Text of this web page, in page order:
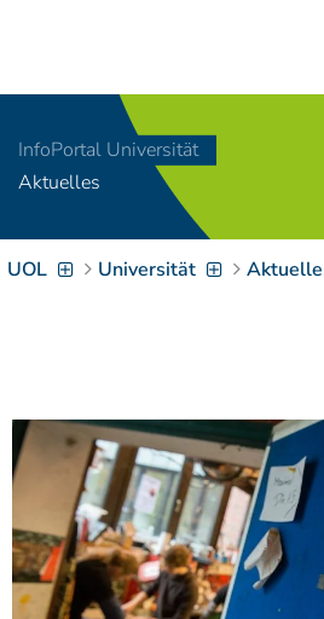
[Access-Key 8
Zum Inhalt
Zur Suche
[Access-Key 4]
Zur
9]
Zur
springen[
7]
Informationen
Barrierefreiheit
InfoPortal Universität
Aktuelles
UOL Universität